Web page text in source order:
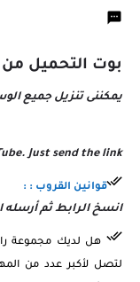
بوت التحميل من
يمكننى تنزيل جميع
Just send the link ????
قوانين القروب : :
انسخ الرابط ثم أرسله
هل لديك مجموعة
لتصل لأكبر عدد من